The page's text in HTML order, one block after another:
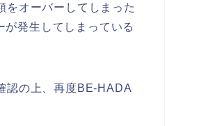
をオーバーしてしまった
発生してしまっている
認の上、再度BE-HADA